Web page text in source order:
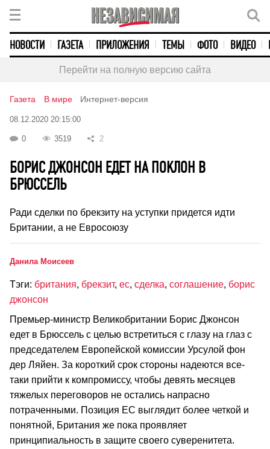
НОВОСТИ ГАЗЕТА ПРИЛОЖЕНИЯ ТЕМЫ ФОТО ВИДЕО
Перейти на полную версию сайта
Газета В мире Интернет-версия
08.12.2020 20:15:00
0 3519 2
БОРИС ДЖОНСОН ЕДЕТ НА ПОКЛОН В
БРЮССЕЛЬ
Ради сделки по брекзиту на уступки придется идти
Британии, а не Евросоюзу
Данила Моисеев
Тэги: британия, брекзит, ес, сделка, соглашение, борис
джонсон
Премьер-министр Великобритании Борис Джонсон
едет в Брюссель с целью встретиться с глазу на глаз с
председателем Европейской комиссии Урсулой фон
дер Ляйен. За короткий срок стороны надеются все-
таки прийти к компромиссу, чтобы девять месяцев
тяжелых переговоров не остались напрасно
потраченными. Позиция ЕС выглядит более четкой и
понятной, Британия же пока проявляет
принципиальность в защите своего суверенитета.